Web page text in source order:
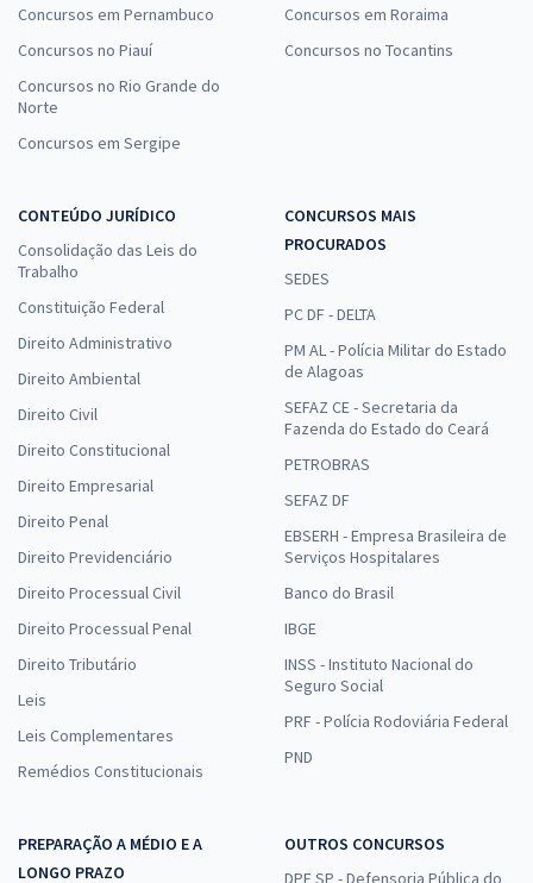
Concursos em Pernambuco
Concursos no Piauí
Concursos no Rio Grande do
Norte
Concursos em Sergipe
Concursos em Roraima
Concursos no Tocantins
CONTEÚDO JURÍDICO
Consolidação das Leis do
Trabalho
Constituição Federal
Direito Administrativo
Direito Ambiental
Direito Civil
Direito Constitucional
Direito Empresarial
Direito Penal
Direito Previdenciário
Direito Processual Civil
Direito Processual Penal
Direito Tributário
Leis
Leis Complementares
Remédios Constitucionais
CONCURSOS MAIS
PROCURADOS
SEDES
PC DF - DELTA
PM AL - Polícia Militar do Estado
de Alagoas
SEFAZ CE - Secretaria da
Fazenda do Estado do Ceará
PETROBRAS
SEFAZ DF
EBSERH - Empresa Brasileira de
Serviços Hospitalares
Banco do Brasil
IBGE
INSS - Instituto Nacional do
Seguro Social
PRF - Polícia Rodoviária Federal
PND
PREPARAÇÃO A MÉDIO E A
LONGO PRAZO
OUTROS CONCURSOS
DPE SP - Defensoria Pública do